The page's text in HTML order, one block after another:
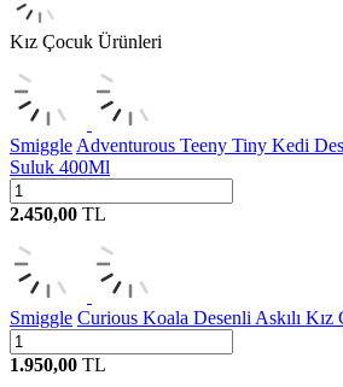
Kız Çocuk Ürünleri
Smiggle Adventurous Teeny Tiny Kedi
Suluk 400Ml
2.450,00 TL
Smiggle Curious Koala Desenli Askılı Kız
1.950,00 TL